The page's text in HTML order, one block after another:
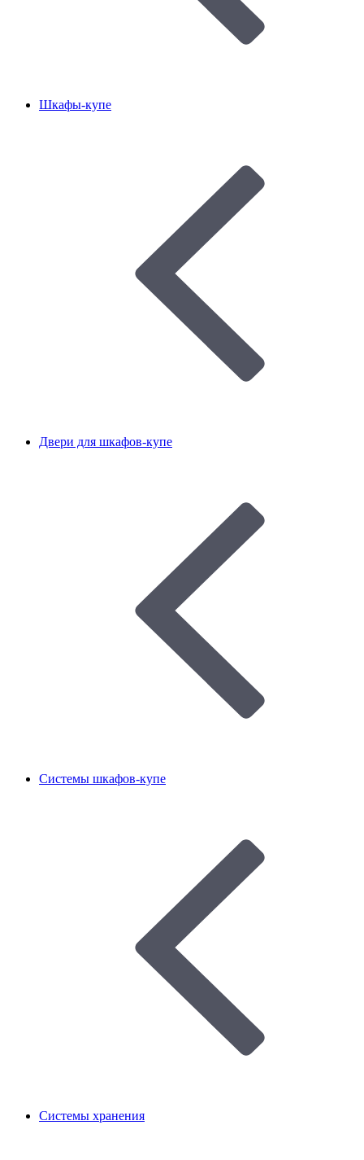
Шкафы-купе
Двери для шкафов-купе
Системы шкафов-купе
Системы хранения